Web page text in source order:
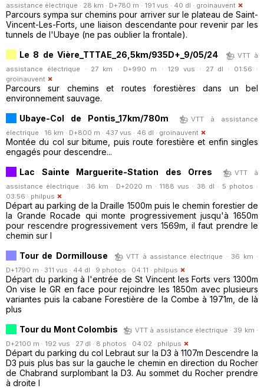
assistance électrique · 28 km · D+780 m · 191 vus · 40 dl · groinauvent
Parcours sympa sur chemins pour arriver sur le plateau de Saint-
Vincent-Les-Forts, une liaison descendante pour revenir par les
tunnels de l'Ubaye (ne pas oublier la frontale).
Le 8 de Vière_TTTAE_26,5km/935D+_9/05/24
VTT à
assistance électrique · 27 km · D+990 m · 129 vus · 27 dl · 01:56 ·
groinauvent
Parcours sur chemins et routes forestières dans un bel
environnement sauvage.
Ubaye-Col de Pontis_17km/780m
VTT à assistance
électrique · 16 km · D+800 m · 437 vus · 46 dl · groinauvent
Montée du col sur bitume, puis route forestière et enfin singles
engagés pour descendre...
Lac Sainte Marguerite-Station des Orres
VTT à
assistance électrique · 36 km · D+2020 m · 1188 vus · 38 dl · 5 photos ·
03:56 · philpus
Départ au parking de la Draille 1500m puis le chemin forestier de
la Grande Rocade qui monte progressivement jusqu'à 1650m
pour rescendre progressivement vers 1569m, il faut prendre le
chemin sur l
Tour de Dormillouse
VTT à assistance électrique · 36 km ·
D+1790 m · 311 vus · 44 dl · 9 photos · 04:11 · philpus
Départ du parking à l'entrée de St Vincent les Forts vers 1300m
On vise le GR en face pour rejoindre les 1850m avec plusieurs
variantes puis la cabane Forestière de la Combe à 1971m, de là
plus
Tour du Mont Colombis
VTT à assistance électrique · 39 km ·
D+2100 m · 192 vus · 27 dl · 8 photos · 04:02 · philpus
Départ du parking du col Lebraut sur la D3 à 1107m Descendre la
D3 puis plus bas sur la gauche le chemin en direction du Rocher
de Chabrand surplombant la D3. Au sommet du Rocher prendre
à droite l